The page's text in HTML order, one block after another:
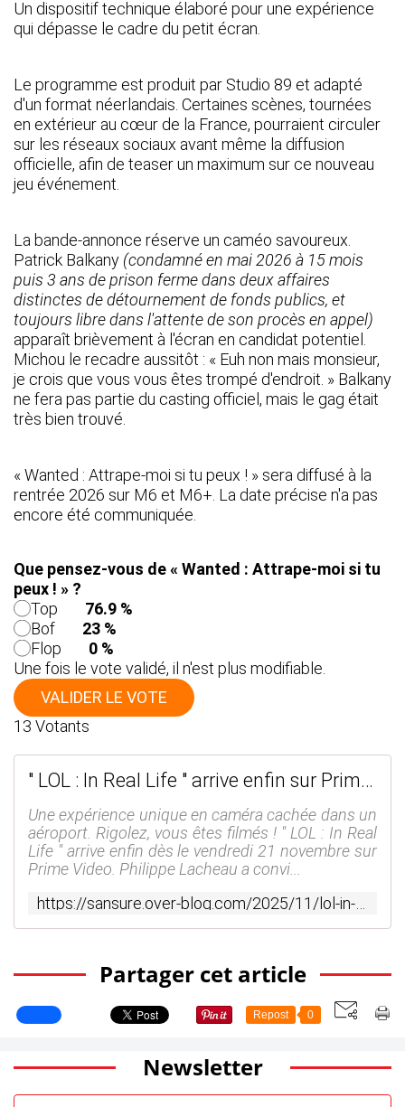
Un dispositif technique élaboré pour une expérience
qui dépasse le cadre du petit écran.
Le programme est produit par Studio 89 et adapté
d'un format néerlandais. Certaines scènes, tournées
en extérieur au cœur de la France, pourraient circuler
sur les réseaux sociaux avant même la diffusion
officielle, afin de teaser un maximum sur ce nouveau
jeu événement.
La bande-annonce réserve un caméo savoureux.
Patrick Balkany (condamné en mai 2026 à 15 mois
puis 3 ans de prison ferme dans deux affaires
distinctes de détournement de fonds publics, et
toujours libre dans l'attente de son procès en appel)
apparaît brièvement à l'écran en candidat potentiel.
Michou le recadre aussitôt : « Euh non mais monsieur,
je crois que vous vous êtes trompé d'endroit. » Balkany
ne fera pas partie du casting officiel, mais le gag était
très bien trouvé.
« Wanted : Attrape-moi si tu peux ! » sera diffusé à la
rentrée 2026 sur M6 et M6+. La date précise n'a pas
encore été communiquée.
Que pensez-vous de « Wanted : Attrape-moi si tu
peux ! » ?
Top
76.9 %
Bof
23 %
Flop
0 %
Une fois le vote validé, il n'est plus modifiable.
VALIDER LE VOTE
13 Votants
" LOL : In Real Life " arrive enfin sur Prime Video ! #LOLInRealLife - SANSURE.FR
Une expérience unique en caméra cachée dans un
aéroport. Rigolez, vous êtes filmés ! " LOL : In Real
Life " arrive enfin dès le vendredi 21 novembre sur
Prime Video. Philippe Lacheau a convi...
https://sansure.over-blog.com/2025/11/lol-in-real-life-arrive-enfin-sur-prime-video-lolinreallife.html
Partager cet article
Repost 0
Newsletter